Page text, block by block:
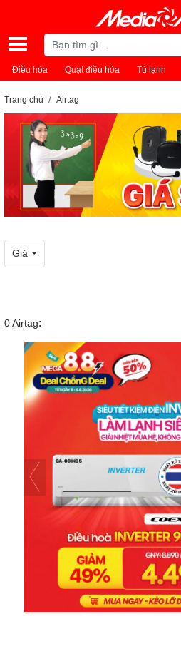
Điều hòa Quạt điều hòa Tủ lạnh
Trang chủ Airtag
Giá
0Airtag: